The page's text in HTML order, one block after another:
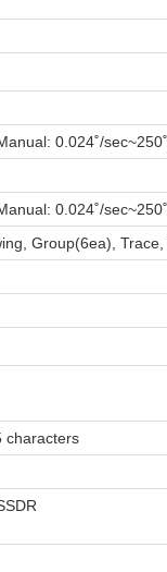
0.024˚/
0.024˚/
Group(6ea),
characters